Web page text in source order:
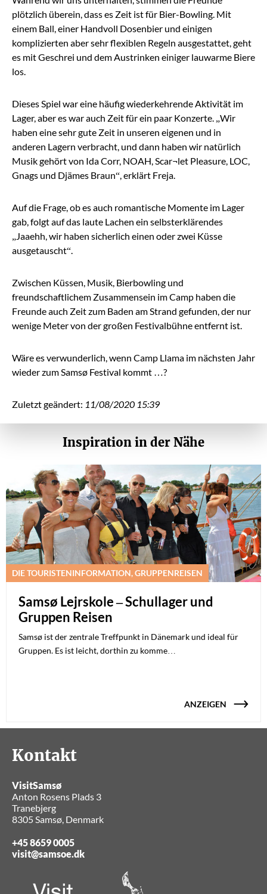
plötzlich überein, dass es Zeit ist für Bier-Bowling. Mit
einem Ball, einer Handvoll Dosenbier und einigen
komplizierten aber sehr flexiblen Regeln ausgestattet, geht
es mit Geschrei und dem Austrinken einiger lauwarme Biere
los.
Dieses Spiel war eine häufig wiederkehrende Aktivität im
Lager, aber es war auch Zeit für ein paar Konzerte. „Wir
haben eine sehr gute Zeit in unseren eigenen und in
anderen Lagern verbracht, und dann haben wir natürlich
Musik gehört von Ida Corr, NOAH, Scar¬let Pleasure, LOC,
Gnags und Djämes Braun“, erklärt Freja.
Auf die Frage, ob es auch romantische Momente im Lager
gab, folgt auf das laute Lachen ein selbsterklärendes
„Jaaehh, wir haben sicherlich einen oder zwei Küsse
ausgetauscht“.
Zwischen Küssen, Musik, Bierbowling und
freundschaftlichem Zusammensein im Camp haben die
Freunde auch Zeit zum Baden am Strand gefunden, der nur
wenige Meter von der großen Festivalbühne entfernt ist.
Wäre es verwunderlich, wenn Camp Llama im nächsten Jahr
wieder zum Samsø Festival kommt …?
Zuletzt geändert: 11/08/2020 15:39
Inspiration in der Nähe
DIE TOURISTENINFORMATION, GRUPPENREISEN
Samsø Lejrskole – Schullager und
Gruppen Reisen
Samsø ist der zentrale Treffpunkt in Dänemark und ideal für
Gruppen. Es ist leicht, dorthin zu komme…
ANZEIGEN
Kontakt
VisitSamsø
Anton Rosens Plads 3
Tranebjerg
8305 Samsø, Denmark
+45 8659 0005
visit@samsoe.dk